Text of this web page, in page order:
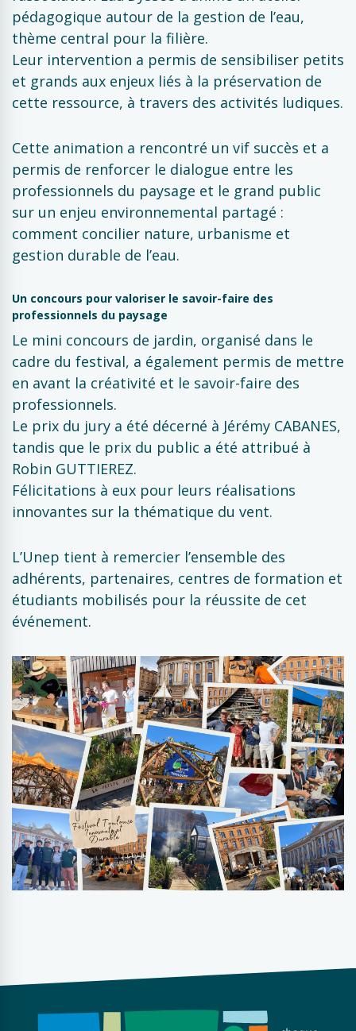
pédagogique autour de la gestion de l’eau,
thème central pour la filière.
Leur intervention a permis de sensibiliser petits
et grands aux enjeux liés à la préservation de
cette ressource, à travers des activités ludiques.
Cette animation a rencontré un vif succès et a
permis de renforcer le dialogue entre les
professionnels du paysage et le grand public
sur un enjeu environnemental partagé :
comment concilier nature, urbanisme et
gestion durable de l’eau.
Un concours pour valoriser le savoir-faire des
professionnels du paysage
Le mini concours de jardin, organisé dans le
cadre du festival, a également permis de mettre
en avant la créativité et le savoir-faire des
professionnels.
Le prix du jury a été décerné à Jérémy CABANES,
tandis que le prix du public a été attribué à
Robin GUTTIEREZ.
Félicitations à eux pour leurs réalisations
innovantes sur la thématique du vent.
L’Unep tient à remercier l’ensemble des
adhérents, partenaires, centres de formation et
étudiants mobilisés pour la réussite de cet
événement.